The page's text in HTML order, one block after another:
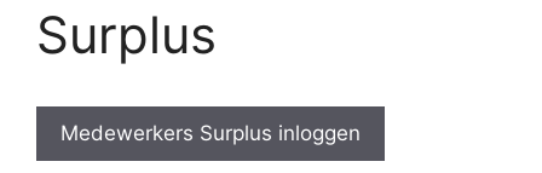
Surplus
Medewerkers Surplus inloggen